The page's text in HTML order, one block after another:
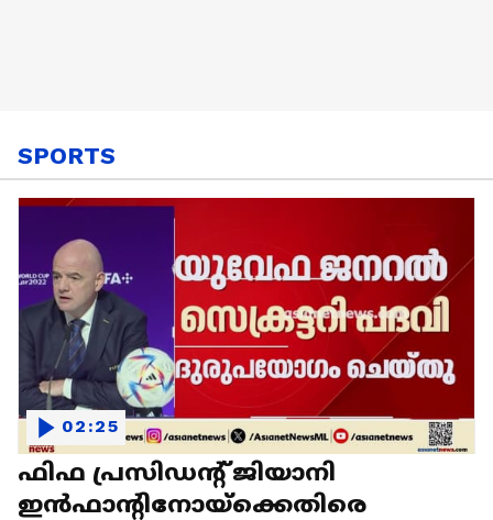
SPORTS
ഫിഫ പ്രസിഡന്റ് ജിയാനി
ഇൻഫാന്റിനോയ്‌ക്കെതിരെ
02:25